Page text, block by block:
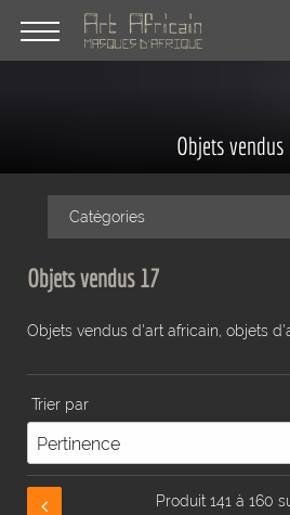
Objets
Catégories
Objets vendus 17
Objets vendus d'art africain, objets
Trier par
Produit 141 à 160